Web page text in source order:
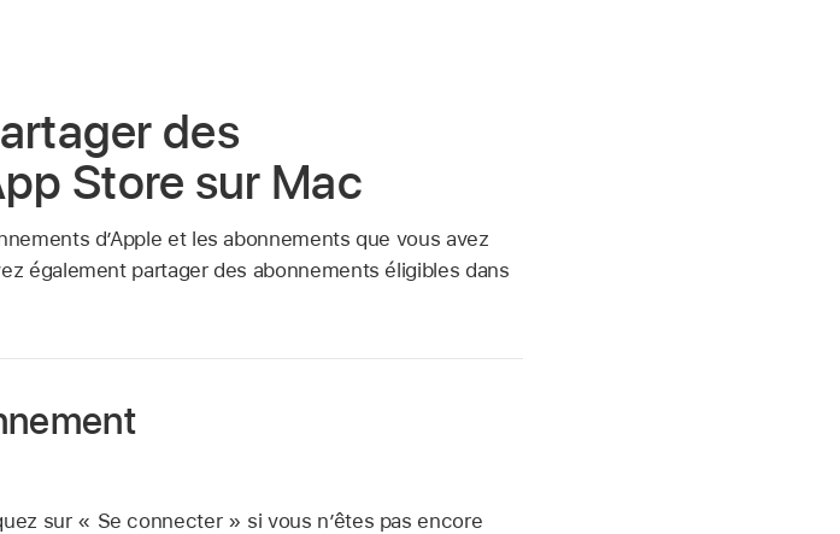
des
Store sur Mac
dʼApple et les abonnements que vous avez
également partager des abonnements éligibles dans
sur « Se connecter » si vous nʼêtes pas encore